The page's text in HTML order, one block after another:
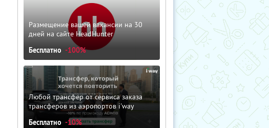
Размещение вашей вакансии на 30
дней на сайте HeadHunter
Бесплатно -100%
Любой трансфер от сервиса заказа
трансферов из аэропортов i'way
Бесплатно -10%